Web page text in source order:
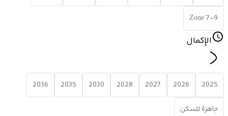
Zone 7-9
الإكمال
2025
2026
2027
2028
2030
2035
2036
جاهزة للسكن